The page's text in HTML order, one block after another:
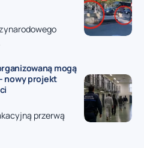
mogą
nowy projekt
przerwą